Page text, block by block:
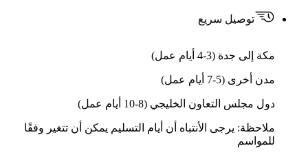
توصيل سريع
مكة إلى جدة (3-4 أيام عمل)
مدن أخرى (5-7 أيام عمل)
دول مجلس التعاون الخليجي (8-10 أيام عمل)
ملاحظة: يرجى الأنتباه أن أيام التسليم يمكن أن تتغير وفقًا
للمواسم